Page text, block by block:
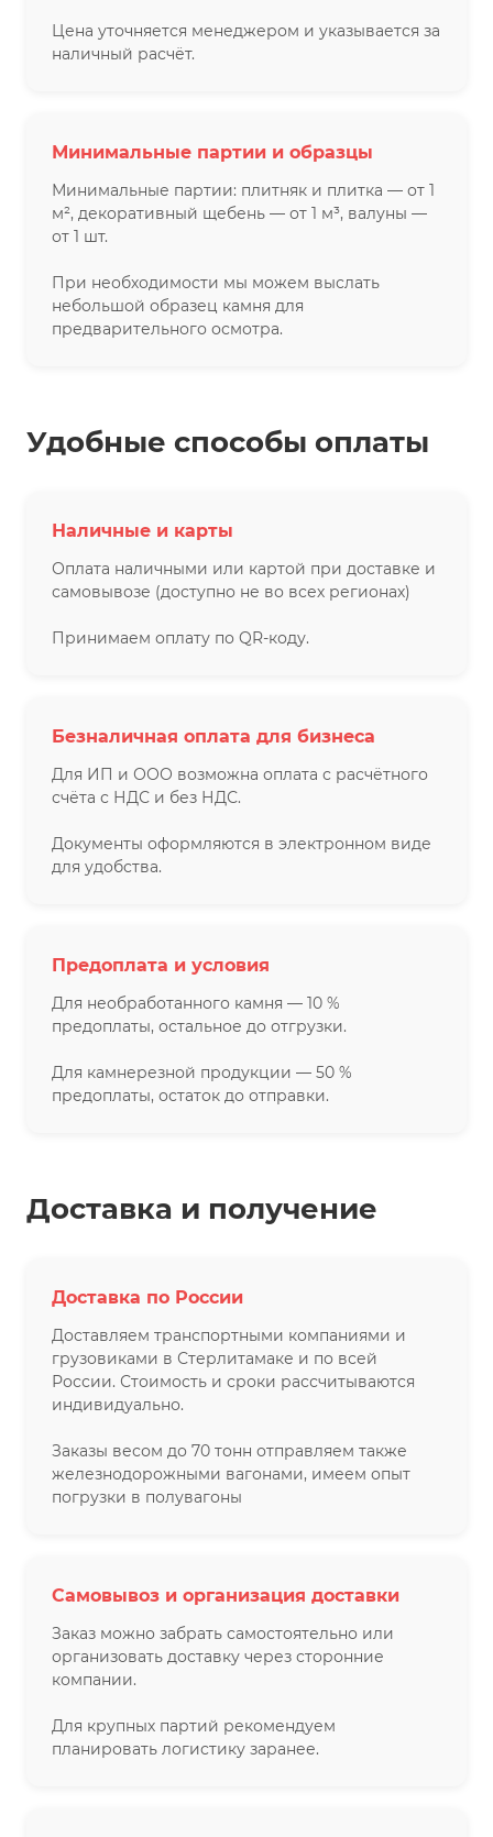
Цена уточняется менеджером и указывается за
наличный расчёт.
Минимальные партии и образцы
Минимальные партии: плитняк и плитка — от 1
м², декоративный щебень — от 1 м³, валуны —
от 1 шт.
При необходимости мы можем выслать
небольшой образец камня для
предварительного осмотра.
Удобные способы оплаты
Наличные и карты
Оплата наличными или картой при доставке и
самовывозе (доступно не во всех регионах)
Принимаем оплату по QR-коду.
Безналичная оплата для бизнеса
Для ИП и ООО возможна оплата с расчётного
счёта с НДС и без НДС.
Документы оформляются в электронном виде
для удобства.
Предоплата и условия
Для необработанного камня — 10 %
предоплаты, остальное до отгрузки.
Для камнерезной продукции — 50 %
предоплаты, остаток до отправки.
Доставка и получение
Доставка по России
Доставляем транспортными компаниями и
грузовиками в Стерлитамаке и по всей
России. Стоимость и сроки рассчитываются
индивидуально.
Заказы весом до 70 тонн отправляем также
железнодорожными вагонами, имеем опыт
погрузки в полувагоны
Самовывоз и организация доставки
Заказ можно забрать самостоятельно или
организовать доставку через сторонние
компании.
Для крупных партий рекомендуем
планировать логистику заранее.